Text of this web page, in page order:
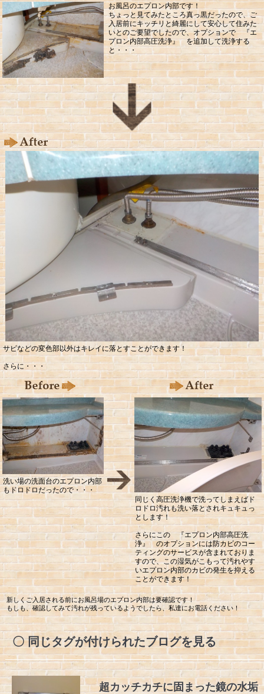
お風呂のエプロン内部です！
ちょっと見てみたところ真っ黒だったので、ご
入居前にキッチリと綺麗にして安心して住みた
いとのご要望でしたので、オプションで 『エ
プロン内部高圧洗浄』 を追加して洗浄する
と・・・
サビなどの変色部以外はキレイに落とすことができます！
さらに・・・
洗い場の洗面台のエプロン内部
もドロドロだったので・・・
同じく高圧洗浄機で洗ってしまえばド
ロドロ汚れも洗い落とされキュキュっ
とします！
さらにこの 『エプロン内部高圧洗
浄』 のオプションには防カビのコー
ティングのサービスが含まれておりま
すので、この湿気がこもって汚れやす
いエプロン内部のカビの発生を抑える
ことができます！
新しくご入居される前にお風呂場のエプロン内部は要確認です！
もしも、確認してみて汚れが残っているようでしたら、私達にお電話ください！
同じタグが付けられたブログを見る
超カッチカチに固まった鏡の水垢